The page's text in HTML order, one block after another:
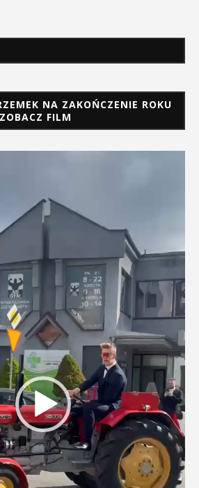
NA ZAKOŃCZENIE ROKU
FILM